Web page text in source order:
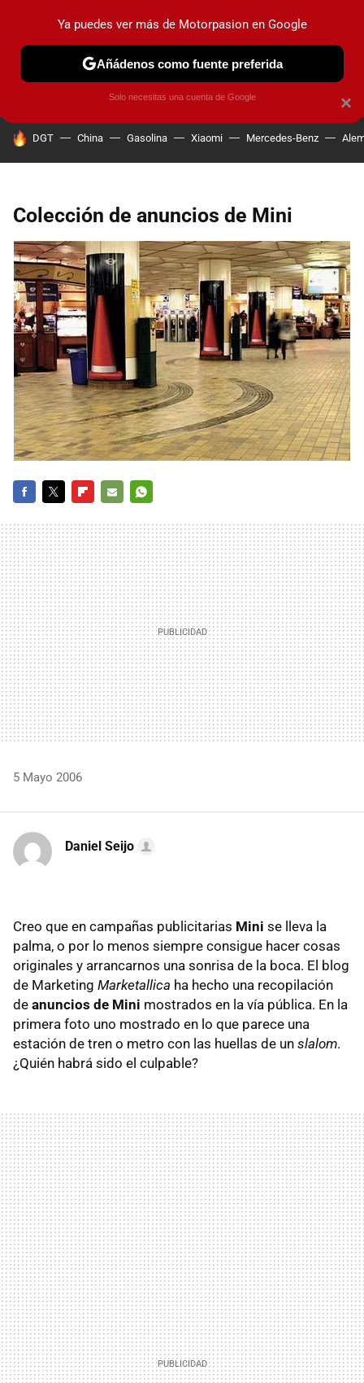
PRUEBAS COCHES ELÉCTRICOS OBSERVATORIO
HOY SE HABLA DE
DGT China Gasolina Xiaomi Mercedes-Benz
Colección de anuncios de Mini
MAIL
5 Mayo 2006
Daniel Seijo
Creo que en campañas publicitarias Mini se lleva la
palma, o por lo menos siempre consigue hacer cosas
originales y arrancarnos una sonrisa de la boca. El blog
de Marketing Marketallica ha hecho una recopilación
de anuncios de Mini mostrados en la vía pública. En la
primera foto uno mostrado en lo que parece una
estación de tren o metro con las huellas de un slalom.
¿Quién habrá sido el culpable?
×
Ya puedes ver más de Motorpasion en Google
Añádenos como fuente preferida
Solo necesitas una cuenta de Google